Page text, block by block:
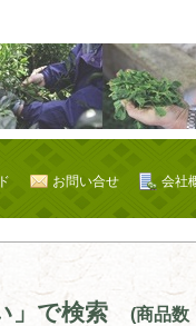
会社
お問い合せ
」で検索 (商品数